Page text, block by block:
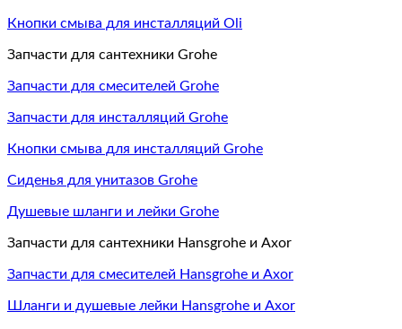
Кнопки смыва для инсталляций Oli
Запчасти для сантехники Grohe
Запчасти для смесителей Grohe
Запчасти для инсталляций Grohe
Кнопки смыва для инсталляций Grohe
Сиденья для унитазов Grohe
Душевые шланги и лейки Grohe
Запчасти для сантехники Hansgrohe и Axor
Запчасти для смесителей Hansgrohe и Axor
Шланги и душевые лейки Hansgrohe и Axor